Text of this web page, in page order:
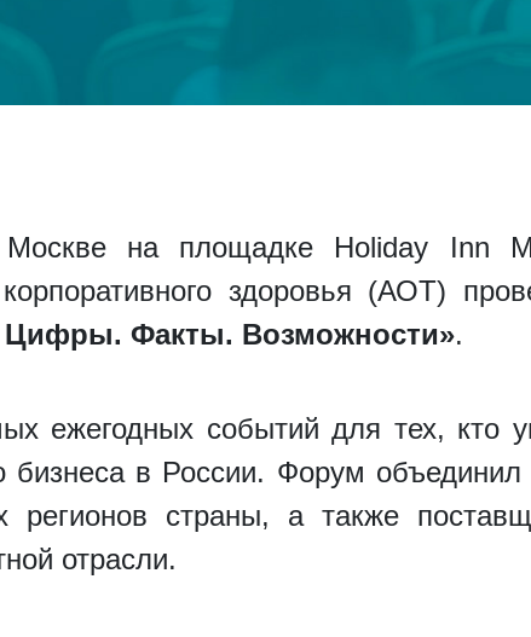
на площадке Holiday Inn
здоровья (АОТ)
Цифры. Факты. Возможности».
ежегодных событий для тех, кто
бизнеса в России. Форум
регионов страны, а также
отрасли.